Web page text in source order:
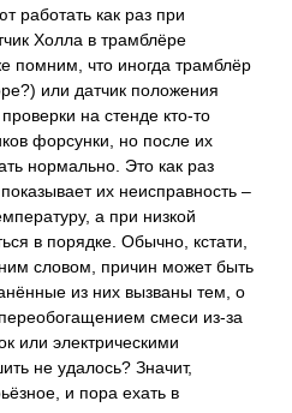
работать как раз при
Холла в трамблёре
что иногда трамблёр
или датчик положения
на стенде кто-то
форсунки, но после их
нормально. Это как раз
их неисправность –
а при низкой
в порядке. Обычно, кстати,
словом, причин может быть
из них вызваны тем, о
смеси из-за
или электрическими
не удалось? Значит,
и пора ехать в